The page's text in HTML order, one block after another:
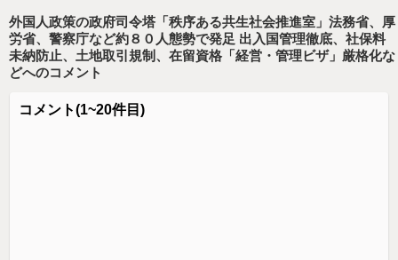
外国人政策の政府司令塔「秩序ある共生社会推進室」法務省、厚
労省、警察庁など約８０人態勢で発足 出入国管理徹底、社保料
未納防止、土地取引規制、在留資格「経営・管理ビザ」厳格化な
どへのコメント
コメント(1~20件目)